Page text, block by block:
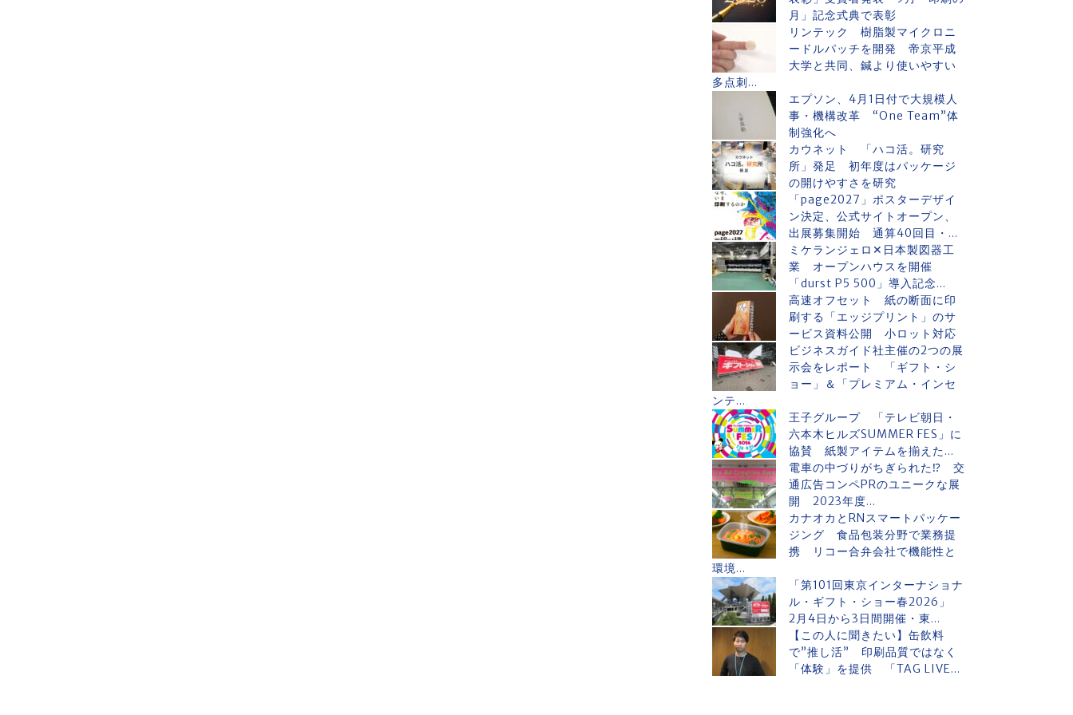
月」記念式典で表彰
リンテック 樹脂製マイクロニ
ードルパッチを開発 帝京平成
大学と共同、鍼より使いやすい
多点刺...
エプソン、4月1日付で大規模人
事・機構改革 “One Team”体
制強化へ
カウネット 「ハコ活。研究
所」発足 初年度はパッケージ
の開けやすさを研究
「page2027」ポスターデザイ
ン決定、公式サイトオープン、
出展募集開始 通算40回目・...
ミケランジェロ✕日本製図器工
業 オープンハウスを開催
「durst P5 500」導入記念...
高速オフセット 紙の断面に印
刷する「エッジプリント」のサ
ービス資料公開 小ロット対応
ビジネスガイド社主催の2つの展
示会をレポート 「ギフト・シ
ョー」＆「プレミアム・インセ
ンテ...
王子グループ 「テレビ朝日・
六本木ヒルズSUMMER FES」に
協賛 紙製アイテムを揃えた...
電車の中づりがちぎられた⁉ 交
通広告コンペPRのユニークな展
開 2023年度...
カナオカとRNスマートパッケー
ジング 食品包装分野で業務提
携 リコー合弁会社で機能性と
環境...
「第101回東京インターナショナ
ル・ギフト・ショー春2026」
2月4日から3日間開催・東...
【この人に聞きたい】缶飲料
で”推し活” 印刷品質ではなく
「体験」を提供 「TAG LIVE...